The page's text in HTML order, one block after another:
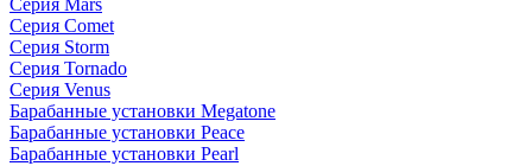
Серия Mars
Серия Comet
Серия Storm
Серия Tornado
Серия Venus
Барабанные установки Megatone
Барабанные установки Peace
Барабанные установки Pearl